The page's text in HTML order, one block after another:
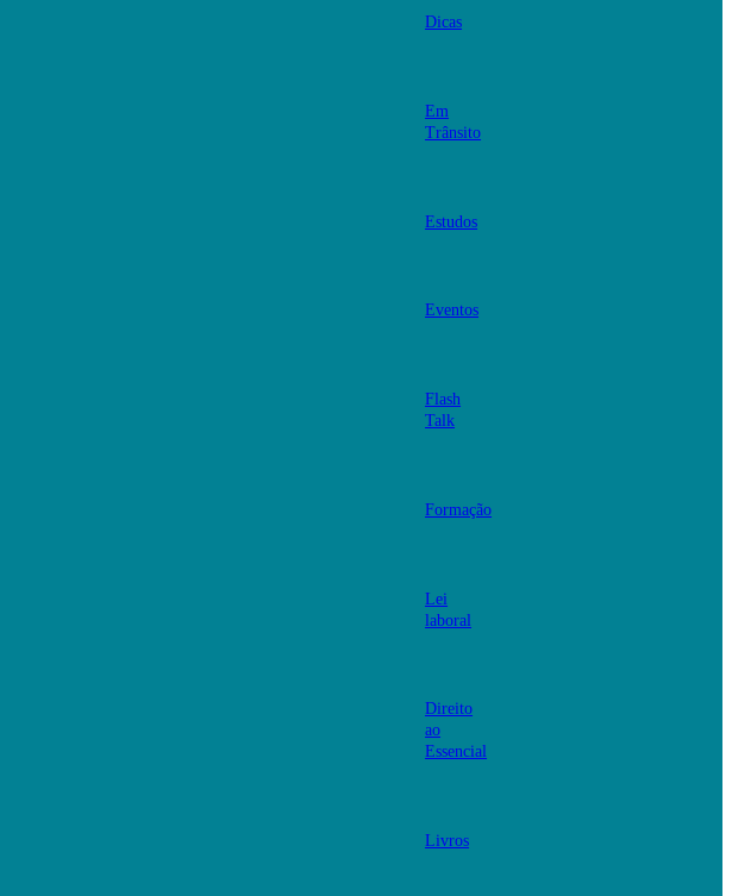
Dicas
Em
Trânsito
Estudos
Eventos
Flash
Talk
Formação
Lei
laboral
Direito
ao
Essencial
Livros